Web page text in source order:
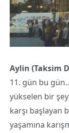
Aylin (Taksim
11. gün bu gün..
yükselen bir
karşı başlayan
yaşamına